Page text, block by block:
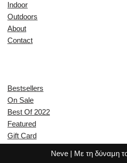
Indoor
Outdoors
About
Contact
Bestsellers
On Sale
Best Of 2022
Featured
Gift Card
Neve| Με τη δύναμη